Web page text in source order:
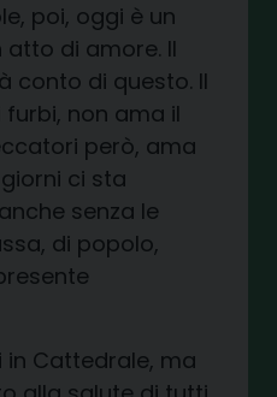
poi, oggi è un
di amore. Il
conto di questo. Il
non ama il
però, ama
giorni ci sta
senza le
di popolo,
in Cattedrale, ma